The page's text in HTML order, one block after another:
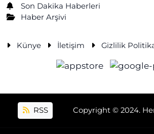
Son Dakika Haberleri
Haber Arşivi
Künye İletişim Gizlilik
RSS Copyright © 2024. Her